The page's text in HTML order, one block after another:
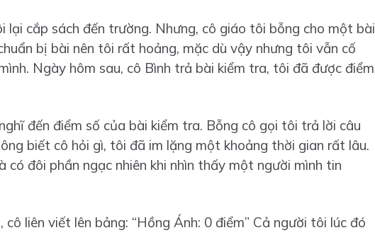
lại cắp sách đến trường. Nhưng, cô giáo tôi bỗng cho một bài
bị bài nên tôi rất hoảng, mặc dù vậy nhưng tôi vẫn cố
Ngày hôm sau, cô Bình trả bài kiểm tra, tôi đã được điểm
đến điểm số của bài kiểm tra. Bỗng cô gọi tôi trả lời câu
biết cô hỏi gì, tôi đã im lặng một khoảng thời gian rất lâu.
đôi phần ngạc nhiên khi nhìn thấy một người mình tin
liên viết lên bảng: “Hồng Ánh: 0 điểm” Cả người tôi lúc đó